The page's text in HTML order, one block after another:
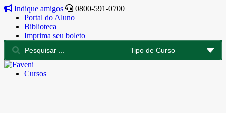
Indique amigos
0800-591-0700
Portal do Aluno
Biblioteca
Imprima seu boleto
Cursos